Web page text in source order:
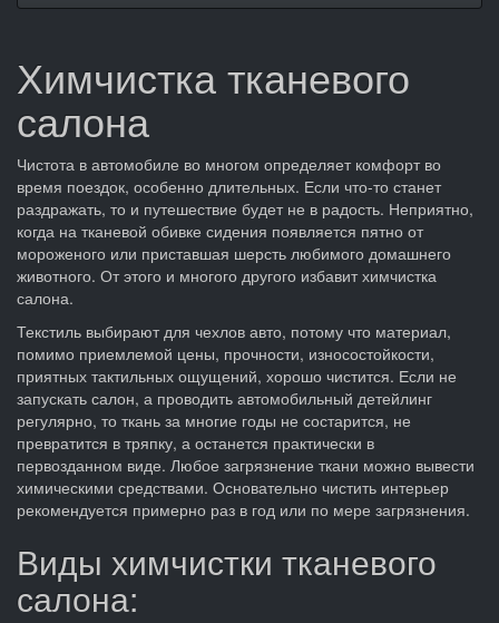
Химчистка тканевого
салона
Чистота в автомобиле во многом определяет комфорт во
время поездок, особенно длительных. Если что-то станет
раздражать, то и путешествие будет не в радость. Неприятно,
когда на тканевой обивке сидения появляется пятно от
мороженого или приставшая шерсть любимого домашнего
животного. От этого и многого другого избавит химчистка
салона.
Текстиль выбирают для чехлов авто, потому что материал,
помимо приемлемой цены, прочности, износостойкости,
приятных тактильных ощущений, хорошо чистится. Если не
запускать салон, а проводить автомобильный детейлинг
регулярно, то ткань за многие годы не состарится, не
превратится в тряпку, а останется практически в
первозданном виде. Любое загрязнение ткани можно вывести
химическими средствами. Основательно чистить интерьер
рекомендуется примерно раз в год или по мере загрязнения.
Виды химчистки тканевого
салона: